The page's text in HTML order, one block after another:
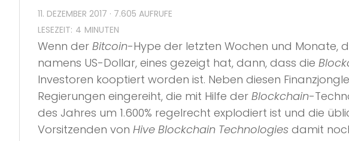
11. DEZEMBER 2017 · 7.605 AUFRUFE
Wenn der Bitcoin-Hype der letzten Wochen und
namens US-Dollar, eines gezeigt hat, dann, dass die
Investoren kooptiert worden ist. Neben diesen
Regierungen eingereiht, die mit Hilfe der Blockchain-
des Jahres um 1.600% regelrecht explodiert ist und die
Vorsitzenden von Hive Blockchain Technologies damit